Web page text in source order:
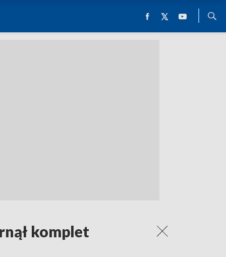
komplet